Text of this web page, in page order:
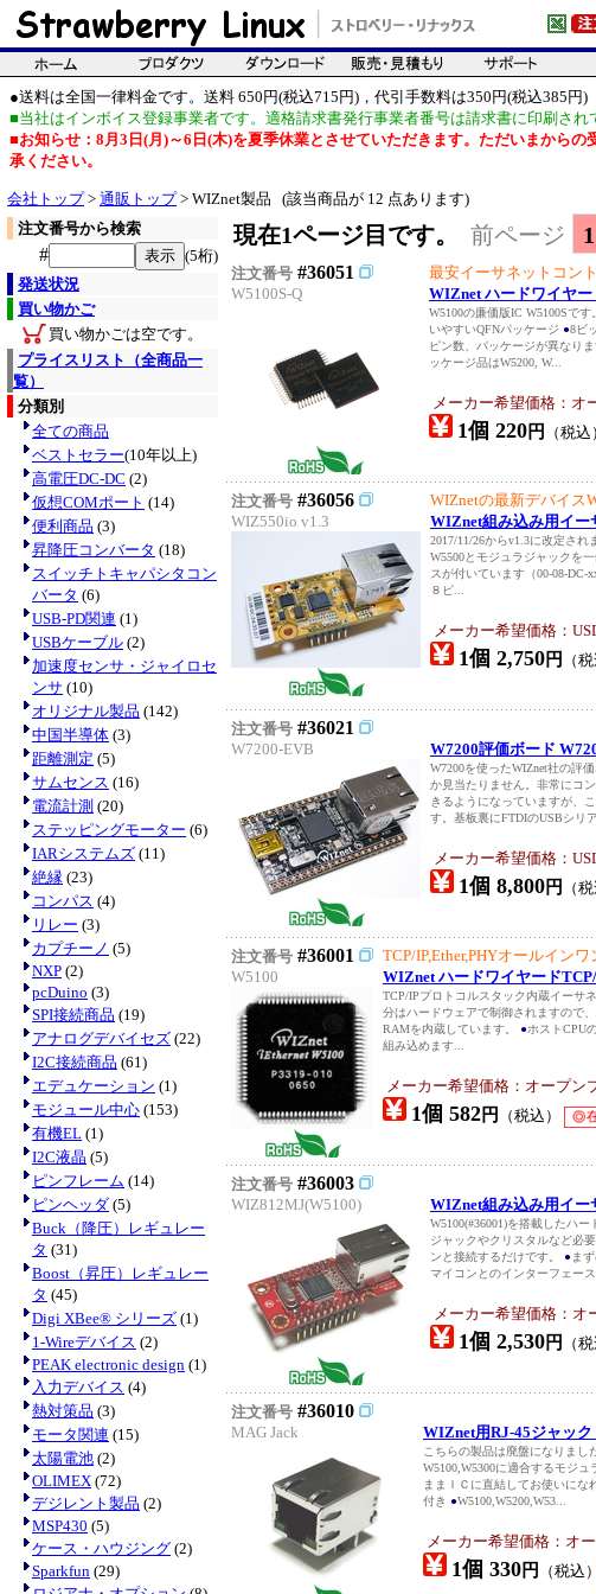
●送料は全国一律料金です。送料 650円(税込715円)，代引手数料は350円(税込385円)
■当社はインボイス登録事業者です。適格請求書発行事業者番号は請求書に印刷され
■お知らせ：8月3日(月)～6日(木)を夏季休業とさせていただきます。ただいまからの
承ください。
会社トップ> 通販トップ> WIZnet製品 (該当商品が 12 点あります)
注文番号から検索
#
(5桁)
発送状況
買い物かご
買い物かごは空です。
プライスリスト（全商品一
覧）
分類別
全ての商品
ベストセラー(10年以上)
高電圧DC-DC (2)
仮想COMポート (14)
便利商品 (3)
昇降圧コンバータ (18)
スイッチトキャパシタコン
バータ (6)
USB-PD関連 (1)
USBケーブル (2)
加速度センサ・ジャイロセ
ンサ (10)
オリジナル製品 (142)
中国半導体 (3)
距離測定 (5)
サムセンス (16)
電流計測 (20)
ステッピングモーター (6)
IARシステムズ (11)
絶縁 (23)
コンパス (4)
リレー (3)
カプチーノ (5)
NXP (2)
pcDuino (3)
SPI接続商品 (19)
アナログデバイセズ (22)
I2C接続商品 (61)
エデュケーション (1)
モジュール中心 (153)
有機EL (1)
I2C液晶 (5)
ピンフレーム (14)
ピンヘッダ (5)
Buck（降圧）レギュレー
タ (31)
Boost（昇圧）レギュレー
タ (45)
Digi XBee® シリーズ (1)
1-Wireデバイス (2)
PEAK electronic design (1)
入力デバイス (4)
熱対策品 (3)
モータ関連 (15)
太陽電池 (2)
OLIMEX (72)
デジレント製品 (2)
MSP430 (5)
ケース・ハウジング (2)
Sparkfun (29)
現在1ページ目です。 前ページ 1
注文番号 #36051
W5100S-Q
最安イーサネットコン
WIZnet ハードワイヤ
W5100の廉価版IC W5100Sです
いやすいQFNパッケージ ●8ビ
ピン数、パッケージが異なり
ッケージ品はW5200, W...
メーカー希望価格：オ
1個 220円 （税込
注文番号 #36056
WIZ550io v1.3
WIZnetの最新デバイス
WIZnet組み込み用イー
2017/11/26からv1.3に改定さ
W5500とモジュラジャックを
スが付いています（00-08-DC-
８ピ...
メーカー希望価格：
1個 2,750円 （
注文番号 #36021
W7200-EVB W7200評価ボード
W7200を使ったWIZnet社の評
か見当たりません。非常にコ
きるようになっていますが、
す。基板裏にFTDIのUSBシリ
メーカー希望価格：
1個 8,800円 （
注文番号 #36001
W5100
TCP/IP,Ether,PHYオールイン
WIZnet ハードワイヤード
TCP/IPプロトコルスタック内蔵イーサ
分はハードウェアで制御されますので
RAMを内蔵しています。 ●ホストCPU
組み込めます...
メーカー希望価格：オープン
1個 582円 （税込）
注文番号 #36003
WIZ812MJ(W5100) WIZnet組み込み用イ
W5100(#36001)を搭載したハ
ジャックやクリスタルなど必
ンと接続するだけです。 ● ま
マイコンとのインターフェース
メーカー希望価格：オ
1個 2,530円 （
注文番号 #36010
MAG Jack WIZnet用RJ-45ジャック
こちらの製品は廃盤になりまし
W5100,W5300に適合するモジュ
ままＩＣに直結してお使いにな
付き ●W5100,W5200,W53...
メーカー希望価格：オ
1個 330円 （税込）